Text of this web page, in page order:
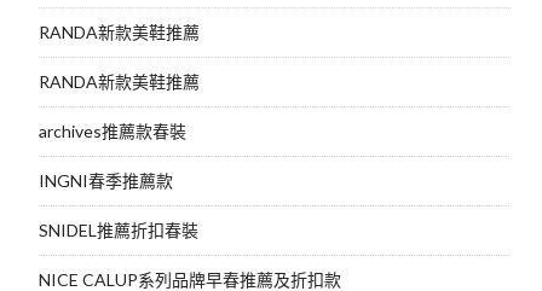
RANDA新款美鞋推薦
RANDA新款美鞋推薦
archives推薦款春裝
INGNI春季推薦款
SNIDEL推薦折扣春裝
NICE CALUP系列品牌早春推薦及折扣款